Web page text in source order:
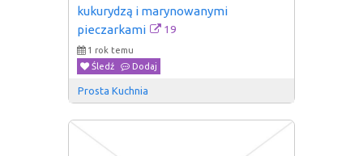
kukurydzą i marynowanymi
pieczarkami
19
1 rok temu
Śledź
Dodaj
Prosta Kuchnia